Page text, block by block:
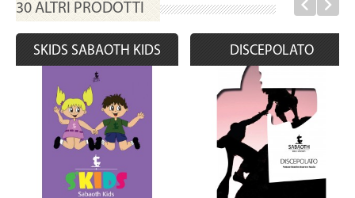
30 ALTRI PRODOTTI
SKIDS SABAOTH KIDS DISCEPOLATO